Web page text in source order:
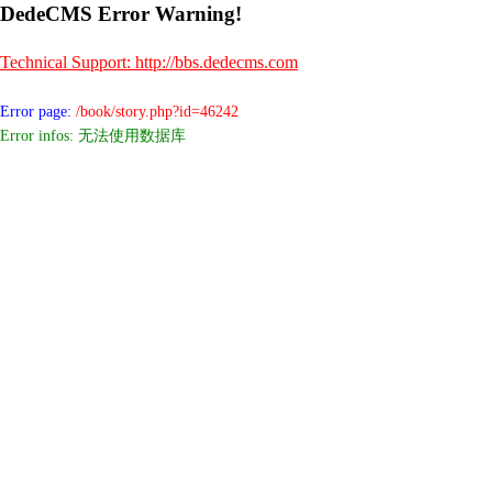
DedeCMS Error Warning!
Technical Support: http://bbs.dedecms.com
Error page: /book/story.php?id=46242
Error infos: 无法使用数据库